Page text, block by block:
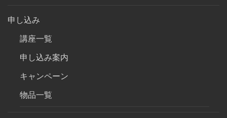
申し込み
講座一覧
申し込み案内
キャンペーン
物品一覧